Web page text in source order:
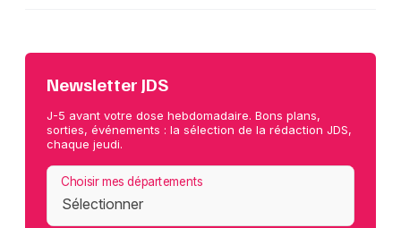
Newsletter JDS
J-5 avant votre dose hebdomadaire. Bons plans,
sorties, événements : la sélection de la rédaction JDS,
chaque jeudi.
Choisir mes départements